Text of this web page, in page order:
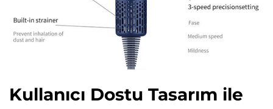
Kullanıcı Dostu Tasarım ile